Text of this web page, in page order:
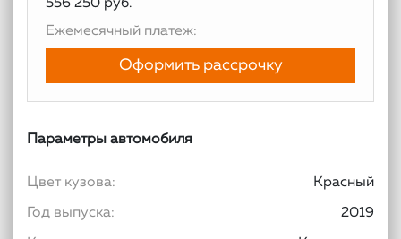
556 250 руб.
Ежемесячный платеж:
Оформить рассрочку
Параметры автомобиля
Цвет кузова: Красный
Год выпуска: 2019